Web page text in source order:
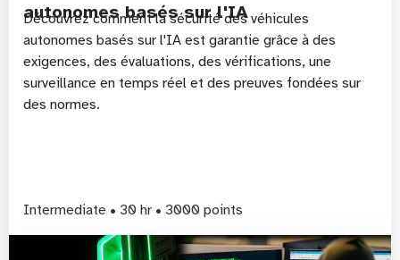
autonomes basés sur l'IA
Découvrez comment la sécurité des véhicules
autonomes basés sur l'IA est garantie grâce à des
exigences, des évaluations, des vérifications, une
surveillance en temps réel et des preuves fondées sur
des normes.
Intermediate • 30 hr • 3000 points